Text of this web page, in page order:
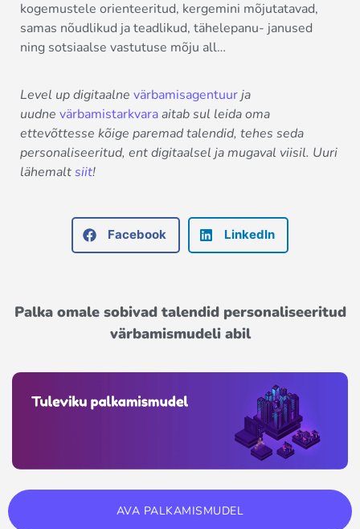
kogemustele orienteeritud, kergemini mõjutatavad,
samas nõudlikud ja teadlikud, tähelepanu- janused
ning sotsiaalse vastutuse mõju all…
Level up digitaalne värbamisagentuurja
uudne värbamistarkvaraaitab sul leida oma
ettevõttesse kõige paremad talendid, tehes seda
personaliseeritud, ent digitaalsel ja mugaval viisil. Uuri
lähemaltsiit!
Facebook LinkedIn
Palka omale sobivad talendid personaliseeritud
värbamismudeli abil
AVA PALKAMISMUDEL